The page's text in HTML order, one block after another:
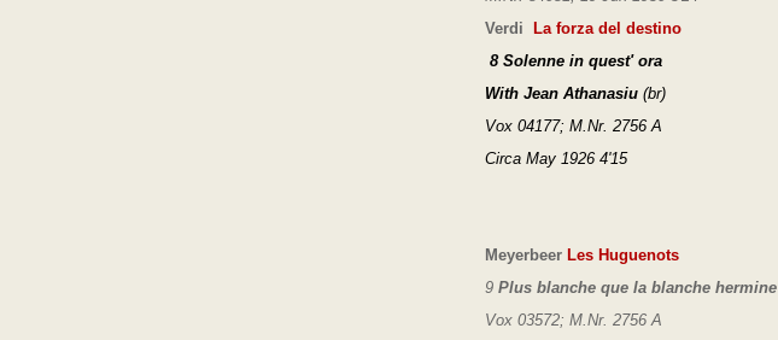
Verdi La forza del destino
8 Solenne in quest' ora
With Jean Athanasiu (br)
Vox 04177; M.Nr. 2756 A
Circa May 1926 4'15
Meyerbeer Les Huguenots
9 Plus blanche que la blanche hermine
Vox 03572; M.Nr. 2756 A